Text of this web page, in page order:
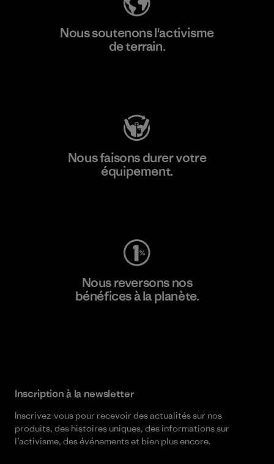
Nous soutenons l'activisme
de terrain.
Nous faisons durer votre
équipement.
Nous reversons nos
bénéfices à la planète.
Inscription à la newsletter
Inscrivez-vous pour recevoir des actualités sur nos
produits, des histoires uniques, des informations sur
l’activisme, des événements et bien plus encore.